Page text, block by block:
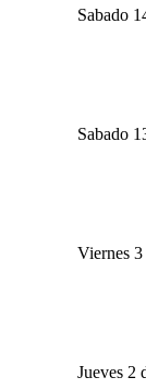
Sabado
Sabado
Viernes
Jueves 2